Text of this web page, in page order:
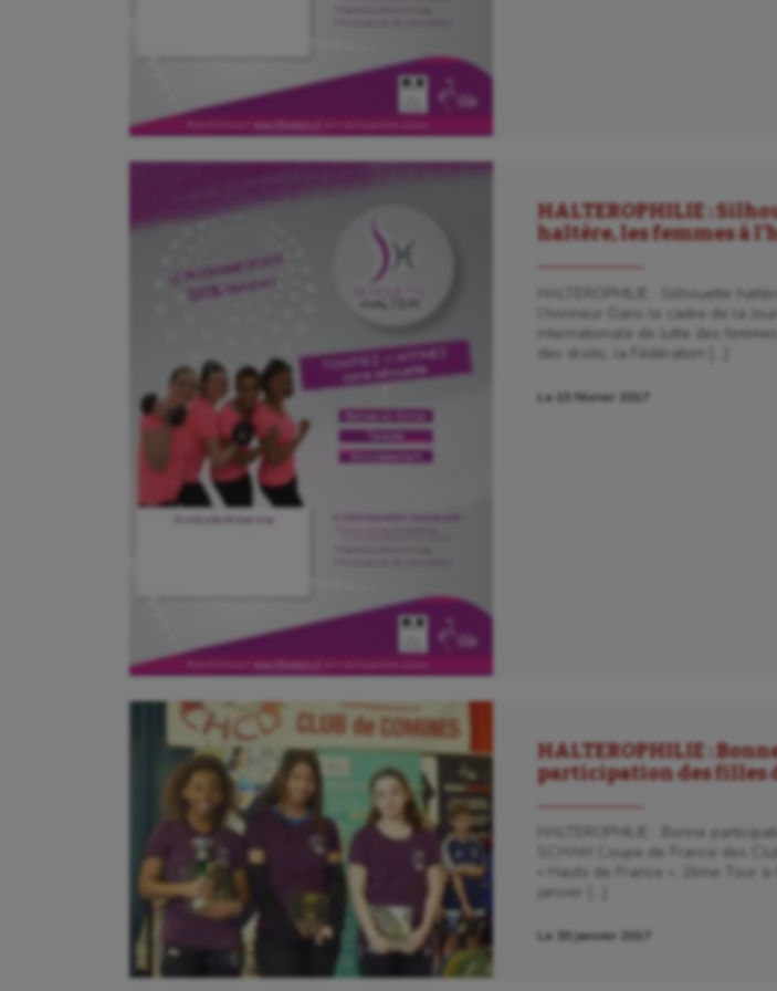
HALTEROPHILIE :
haltère, les femmes à
HALTEROPHILIE : Silhouette
l’honneur Dans le cadre de la
internationale de lutte des
des droits, la Fédération […]
Le 15 février 2017
HALTEROPHILIE :
participation des filles
HALTEROPHILIE : Bonne
SCHAM Coupe de France des
« Hauts de France », 2ème Tour à
janvier […]
Le 30 janvier 2017